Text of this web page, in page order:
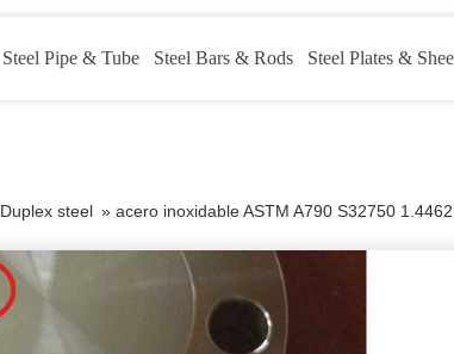
Steel Pipe & Tube Steel Bars & Rods Steel Plates &
Duplex steel » acero inoxidable ASTM A790 S32750